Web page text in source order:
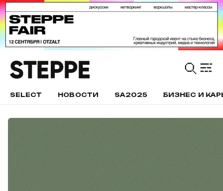
SELECT НОВОСТИ SA2025 БИЗНЕС И